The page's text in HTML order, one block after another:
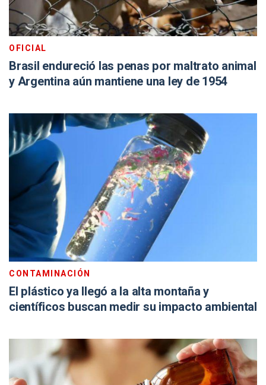
OFICIAL
Brasil endureció las penas por maltrato animal
y Argentina aún mantiene una ley de 1954
CONTAMINACIÓN
El plástico ya llegó a la alta montaña y
científicos buscan medir su impacto ambiental